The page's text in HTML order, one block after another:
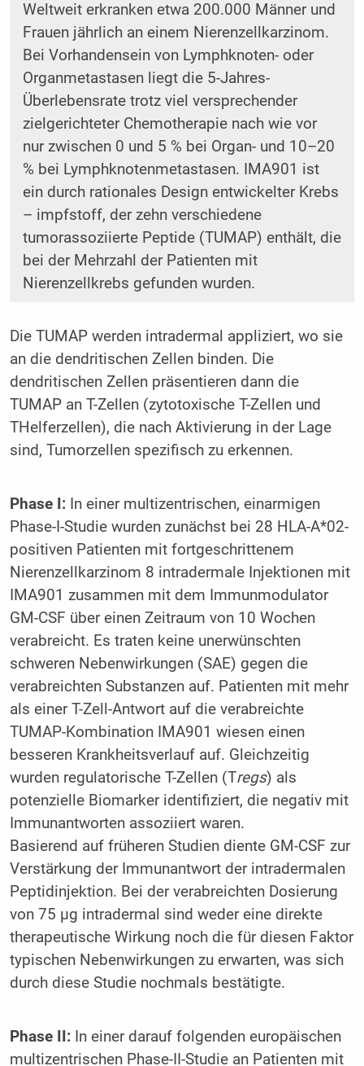
Weltweit erkranken etwa 200.000 Männer und
Frauen jährlich an einem Nierenzellkarzinom.
Bei Vorhandensein von Lymphknoten- oder
Organmetastasen liegt die 5-Jahres-
Überlebensrate trotz viel versprechender
zielgerichteter Chemotherapie nach wie vor
nur zwischen 0 und 5 % bei Organ- und 10–20
% bei Lymphknotenmetastasen. IMA901 ist
ein durch rationales Design entwickelter Krebs
– impfstoff, der zehn verschiedene
tumorassoziierte Peptide (TUMAP) enthält, die
bei der Mehrzahl der Patienten mit
Nierenzellkrebs gefunden wurden.
Die TUMAP werden intradermal appliziert, wo sie
an die dendritischen Zellen binden. Die
dendritischen Zellen präsentieren dann die
TUMAP an T-Zellen (zytotoxische T-Zellen und
THelferzellen), die nach Aktivierung in der Lage
sind, Tumorzellen spezifisch zu erkennen.
Phase I: In einer multizentrischen, einarmigen
Phase-I-Studie wurden zunächst bei 28 HLA-A*02-
positiven Patienten mit fortgeschrittenem
Nierenzellkarzinom 8 intradermale Injektionen mit
IMA901 zusammen mit dem Immunmodulator
GM-CSF über einen Zeitraum von 10 Wochen
verabreicht. Es traten keine unerwünschten
schweren Nebenwirkungen (SAE) gegen die
verabreichten Substanzen auf. Patienten mit mehr
als einer T-Zell-Antwort auf die verabreichte
TUMAP-Kombination IMA901 wiesen einen
besseren Krankheitsverlauf auf. Gleichzeitig
wurden regulatorische T-Zellen (Tregs) als
potenzielle Biomarker identifiziert, die negativ mit
Immunantworten assoziiert waren.
Basierend auf früheren Studien diente GM-CSF zur
Verstärkung der Immunantwort der intradermalen
Peptidinjektion. Bei der verabreichten Dosierung
von 75 μg intradermal sind weder eine direkte
therapeutische Wirkung noch die für diesen Faktor
typischen Nebenwirkungen zu erwarten, was sich
durch diese Studie nochmals bestätigte.
Phase II: In einer darauf folgenden europäischen
multizentrischen Phase-II-Studie an Patienten mit